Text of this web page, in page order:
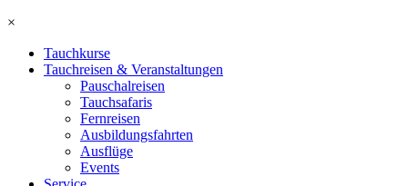
×
Tauchkurse
Tauchreisen & Veranstaltungen
Pauschalreisen
Tauchsafaris
Fernreisen
Ausbildungsfahrten
Ausflüge
Events